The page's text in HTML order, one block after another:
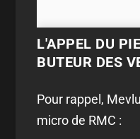
L'APPEL DU
BUTEUR DES
Pour rappel,
micro de RMC :